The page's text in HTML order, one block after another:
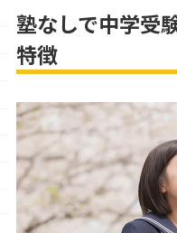
塾なしで中学受
特徴